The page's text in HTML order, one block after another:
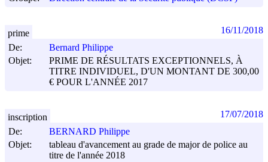
De:
Bernard Philippe
Objet:
PRIME DE RÉSULTATS EXCEPTIONNELS, À
TITRE INDIVIDUEL, D'UN MONTANT DE 300,00
€ POUR L'ANNÉE 2017
prime 16/11/2018
De:
BERNARD Philippe
Objet:
tableau d'avancement au grade de major de police au
titre de l'année 2018
inscription 17/07/2018